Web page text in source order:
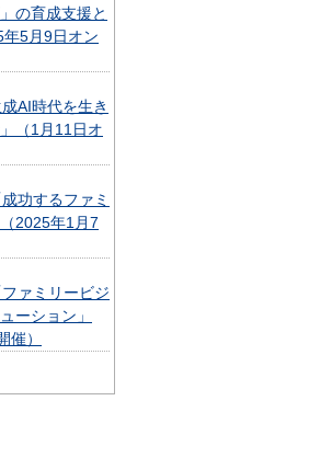
の育成支援と
5月9日オン
AI時代を生き
（1月11日オ
功するファミ
2025年1月7
ァミリービジ
ーション」
催）